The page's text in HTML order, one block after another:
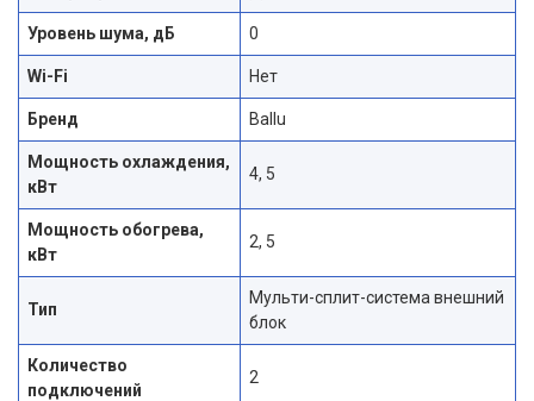
Уровень шума, дБ 0
Wi-Fi Нет
Бренд Ballu
Мощность охлаждения,
кВт
4, 5
Мощность обогрева,
кВт
2, 5
Тип
Мульти-сплит-система внешний
блок
Количество
подключений
2